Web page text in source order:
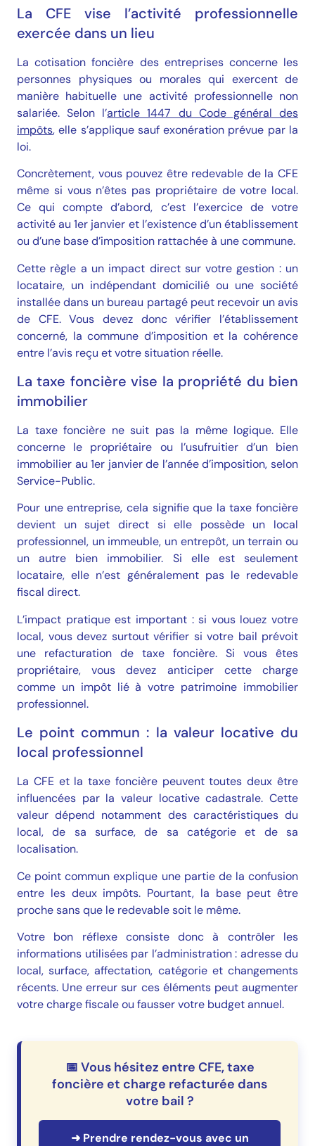
La CFE vise l’activité professionnelle
exercée dans un lieu
La cotisation foncière des entreprises concerne les
personnes physiques ou morales qui exercent de
manière habituelle une activité professionnelle non
salariée. Selon l’article 1447 du Code général des
impôts, elle s’applique sauf exonération prévue par la
loi.
Concrètement, vous pouvez être redevable de la CFE
même si vous n’êtes pas propriétaire de votre local.
Ce qui compte d’abord, c’est l’exercice de votre
activité au 1er janvier et l’existence d’un établissement
ou d’une base d’imposition rattachée à une commune.
Cette règle a un impact direct sur votre gestion : un
locataire, un indépendant domicilié ou une société
installée dans un bureau partagé peut recevoir un avis
de CFE. Vous devez donc vérifier l’établissement
concerné, la commune d’imposition et la cohérence
entre l’avis reçu et votre situation réelle.
La taxe foncière vise la propriété du bien
immobilier
La taxe foncière ne suit pas la même logique. Elle
concerne le propriétaire ou l’usufruitier d’un bien
immobilier au 1er janvier de l’année d’imposition, selon
Service-Public.
Pour une entreprise, cela signifie que la taxe foncière
devient un sujet direct si elle possède un local
professionnel, un immeuble, un entrepôt, un terrain ou
un autre bien immobilier. Si elle est seulement
locataire, elle n’est généralement pas le redevable
fiscal direct.
L’impact pratique est important : si vous louez votre
local, vous devez surtout vérifier si votre bail prévoit
une refacturation de taxe foncière. Si vous êtes
propriétaire, vous devez anticiper cette charge
comme un impôt lié à votre patrimoine immobilier
professionnel.
Le point commun : la valeur locative du
local professionnel
La CFE et la taxe foncière peuvent toutes deux être
influencées par la valeur locative cadastrale. Cette
valeur dépend notamment des caractéristiques du
local, de sa surface, de sa catégorie et de sa
localisation.
Ce point commun explique une partie de la confusion
entre les deux impôts. Pourtant, la base peut être
proche sans que le redevable soit le même.
Votre bon réflexe consiste donc à contrôler les
informations utilisées par l’administration : adresse du
local, surface, affectation, catégorie et changements
récents. Une erreur sur ces éléments peut augmenter
votre charge fiscale ou fausser votre budget annuel.
📅 Vous hésitez entre CFE, taxe
foncière et charge refacturée dans
votre bail ?
➜ Prendre rendez-vous avec un